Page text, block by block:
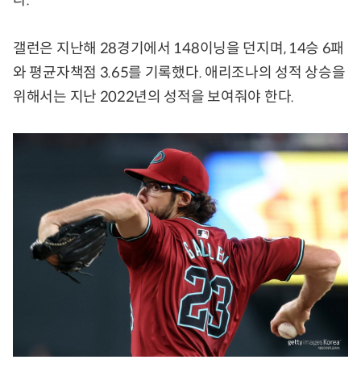
갤런은 지난해 28경기에서 148이닝을 던지며, 14승 6패
와 평균자책점 3.65를 기록했다. 애리조나의 성적 상승을
위해서는 지난 2022년의 성적을 보여줘야 한다.